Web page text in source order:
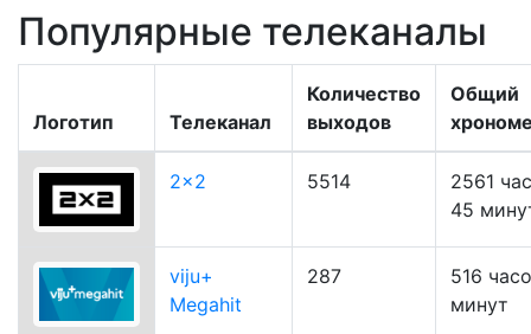
Популярные телеканалы
Логотип Телеканал
Количество
выходов
Общий
2x2 5514
2561
45
viju+
Megahit
287
516
минут